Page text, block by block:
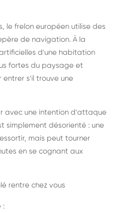
le frelon européen utilise des
de navigation. À la
d'une habitation
fortes du paysage et
s'il trouve une
avec une intention d'attaque
simplement désorienté : une
mais peut tourner
en se cognant aux
rentre chez vous
: